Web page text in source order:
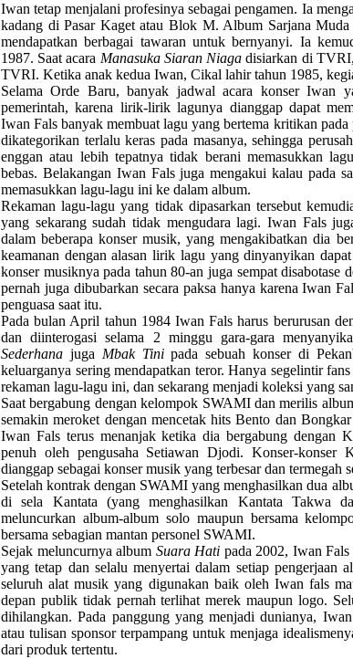
Iwan tetap menjalani profesinya sebagai pengamen. Ia
kadang di Pasar Kaget atau Blok M. Album Sarjana
mendapatkan berbagai tawaran untuk bernyanyi. Ia
1987. Saat acara Manasuka Siaran Niaga disiarkan di
TVRI. Ketika anak kedua Iwan, Cikal lahir tahun 1985,
Selama Orde Baru, banyak jadwal acara konser Iwan
pemerintah, karena lirik-lirik lagunya dianggap dapat
Iwan Fals banyak membuat lagu yang bertema kritikan
dikategorikan terlalu keras pada masanya, sehingga
enggan atau lebih tepatnya tidak berani memasukkan
bebas. Belakangan Iwan Fals juga mengakui kalau pada
memasukkan lagu-lagu ini ke dalam album.
Rekaman lagu-lagu yang tidak dipasarkan tersebut
yang sekarang sudah tidak mengudara lagi. Iwan Fals
dalam beberapa konser musik, yang mengakibatkan dia
keamanan dengan alasan lirik lagu yang dinyanyikan
konser musiknya pada tahun 80-an juga sempat disabotase
pernah juga dibubarkan secara paksa hanya karena Iwan
penguasa saat itu.
Pada bulan April tahun 1984 Iwan Fals harus berurusan
dan diinterogasi selama 2 minggu gara-gara
Sederhana juga Mbak Tinipada sebuah konser di
keluarganya sering mendapatkan teror. Hanya segelintir
rekaman lagu-lagu ini, dan sekarang menjadi koleksi yang
Saat bergabung dengan kelompok SWAMI dan merilis
semakin meroket dengan mencetak hits Bento dan
Iwan Fals terus menanjak ketika dia bergabung dengan
penuh oleh pengusaha Setiawan Djodi. Konser-konser
dianggap sebagai konser musik yang terbesar dan termegah
Setelah kontrak dengan SWAMI yang menghasilkan dua
di sela Kantata (yang menghasilkan Kantata Takwa
meluncurkan album-album solo maupun bersama
bersama sebagian mantan personel SWAMI.
Sejak meluncurnya album Suara Hati pada 2002, Iwan
yang tetap dan selalu menyertai dalam setiap pengerjaan
seluruh alat musik yang digunakan baik oleh Iwan fals
depan publik tidak pernah terlihat merek maupun logo.
dihilangkan. Pada panggung yang menjadi dunianya,
atau tulisan sponsor terpampang untuk menjaga
dari produk tertentu.